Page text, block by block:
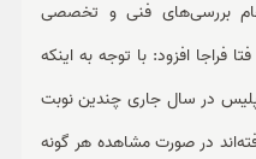
بررسی‌های فنی و تخصصی
افزود: با توجه به اینکه
در سال جاری چندین نوبت
در صورت مشاهده هر گونه